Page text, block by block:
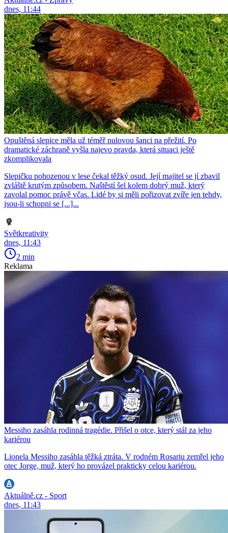
dnes, 11:44
Opuštěná slepice měla už téměř nulovou šanci na přežití. Po
dramatické záchraně vyšla najevo pravda, která situaci ještě
zkomplikovala
Slepičku pohozenou v lese čekal těžký osud. Její majitel se jí zbavil
zvláště krutým způsobem. Naštěstí šel kolem dobrý muž, který
zavolal pomoc právě včas. Lidé by si měli pořizovat zvíře jen tehdy,
jsou-li schopni se [...]...
Světkreativity
dnes, 11:43
2 min
Reklama
Messiho zasáhla rodinná tragédie. Přišel o otce, který stál za jeho
kariérou
Lionela Messiho zasáhla těžká ztráta. V rodném Rosariu zemřel jeho
otec Jorge, muž, který ho provázel prakticky celou kariérou.
Aktuálně.cz - Sport
dnes, 11:43